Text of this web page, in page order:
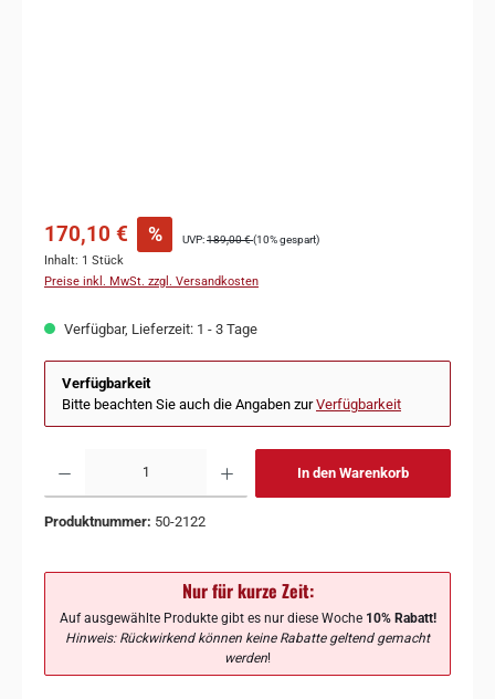
170,10 € % UVP:189,00 €(10% gespart)
Inhalt: 1 Stück
Preise inkl. MwSt. zzgl. Versandkosten
Verfügbar, Lieferzeit: 1 - 3 Tage
Verfügbarkeit
Bitte beachten Sie auch die Angaben zurVerfügbarkeit
In den Warenkorb
Produktnummer: 50-2122
Nur für kurze Zeit:
Auf ausgewählte Produkte gibt es nur diese Woche10% Rabatt!
Hinweis: Rückwirkend können keine Rabatte geltend gemacht
werden!